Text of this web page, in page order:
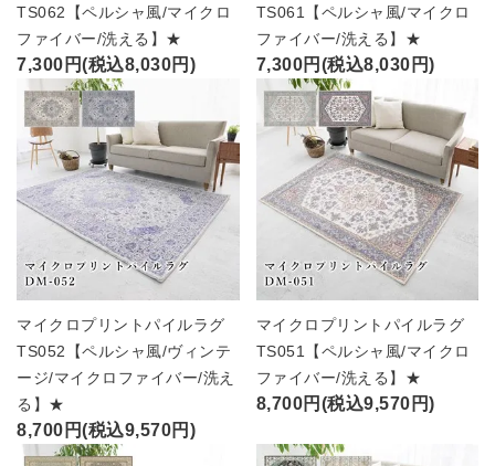
TS062【ペルシャ風/マイクロ
ファイバー/洗える】★
7,300円(税込8,030円)
TS061【ペルシャ風/マイクロ
ファイバー/洗える】★
7,300円(税込8,030円)
マイクロプリントパイルラグ
TS052【ペルシャ風/ヴィンテ
ージ/マイクロファイバー/洗え
る】★
8,700円(税込9,570円)
マイクロプリントパイルラグ
TS051【ペルシャ風/マイクロ
ファイバー/洗える】★
8,700円(税込9,570円)